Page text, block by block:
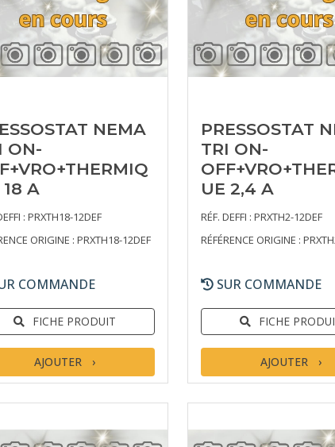
NEMA
ON-
A
: PRXTH18-12DEF
ORIGINE : PRXTH18-12DEF
COMMANDE
FICHE PRODUIT
AJOUTER
PRESSOSTAT
TRI ON-
UE 2,4 A
RÉF. DEFFI : PRXTH2-12DEF
RÉFÉRENCE ORIGINE :
SUR COMMANDE
FICHE
AJOUTER